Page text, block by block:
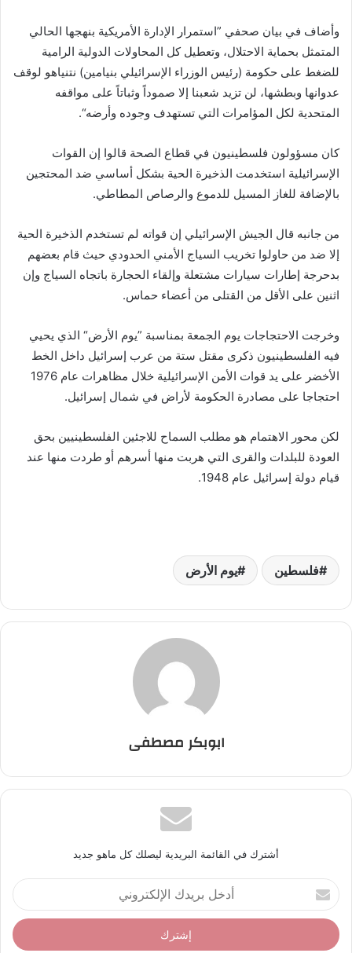
وأضاف في بيان صحفي ”استمرار الإدارة الأمريكية بنهجها الحالي
المتمثل بحماية الاحتلال، وتعطيل كل المحاولات الدولية الرامية
للضغط على حكومة (رئيس الوزراء الإسرائيلي بنيامين) نتنياهو لوقف
عدوانها وبطشها، لن تزيد شعبنا إلا صموداً وثباتاً على مواقفه
المتحدية لكل المؤامرات التي تستهدف وجوده وأرضه“.
كان مسؤولون فلسطينيون في قطاع الصحة قالوا إن القوات
الإسرائيلية استخدمت الذخيرة الحية بشكل أساسي ضد المحتجين
بالإضافة للغاز المسيل للدموع والرصاص المطاطي.
من جانبه قال الجيش الإسرائيلي إن قواته لم تستخدم الذخيرة الحية
إلا ضد من حاولوا تخريب السياج الأمني الحدودي حيث قام بعضهم
بدحرجة إطارات سيارات مشتعلة وإلقاء الحجارة باتجاه السياج وإن
اثنين على الأقل من القتلى من أعضاء حماس.
وخرجت الاحتجاجات يوم الجمعة بمناسبة ”يوم الأرض“ الذي يحيي
فيه الفلسطينيون ذكرى مقتل ستة من عرب إسرائيل داخل الخط
الأخضر على يد قوات الأمن الإسرائيلية خلال مظاهرات عام 1976
احتجاجا على مصادرة الحكومة لأراض في شمال إسرائيل.
لكن محور الاهتمام هو مطلب السماح للاجئين الفلسطينيين بحق
العودة للبلدات والقرى التي هربت منها أسرهم أو طردت منها عند
قيام دولة إسرائيل عام 1948.
فلسطين يوم الأرض
ابوبكر مصطفى
أشترك في القائمة البريدية ليصلك كل ماهو جديد
أ
د
خ
ل